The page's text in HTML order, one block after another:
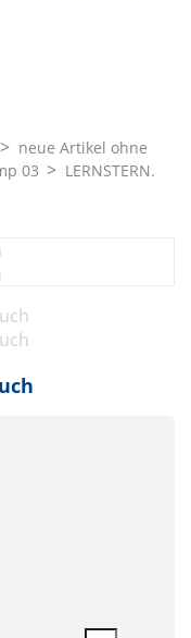
neue Artikel ohne
03
LERNSTERN.